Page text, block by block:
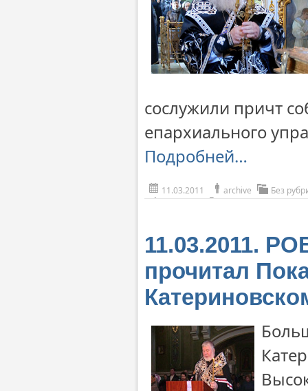
сослужили причт
епархиального
Подробней…
11.03.2011 archive Без
11.03.2011.
прочитал